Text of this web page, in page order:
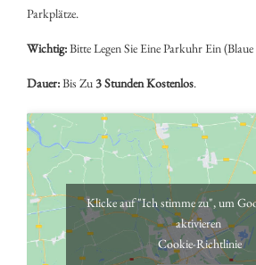
Parkplätze.
Wichtig:Bitte Legen Sie Eine Parkuhr Ein
Dauer:Bis Zu3 Stunden Kostenlos.
Klicke auf "Ich stimme zu", um
aktivieren
Cookie-Richtlinie